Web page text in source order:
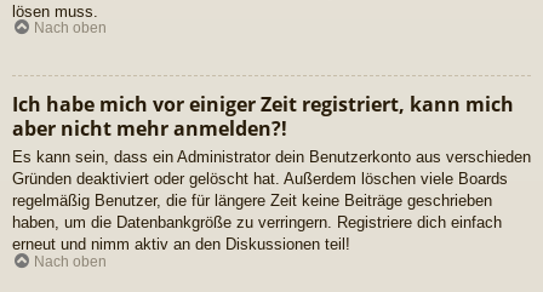
lösen muss.
Nach oben
Ich habe mich vor einiger Zeit registriert, kann mich
aber nicht mehr anmelden?!
Es kann sein, dass ein Administrator dein Benutzerkonto aus verschieden
Gründen deaktiviert oder gelöscht hat. Außerdem löschen viele Boards
regelmäßig Benutzer, die für längere Zeit keine Beiträge geschrieben
haben, um die Datenbankgröße zu verringern. Registriere dich einfach
erneut und nimm aktiv an den Diskussionen teil!
Nach oben